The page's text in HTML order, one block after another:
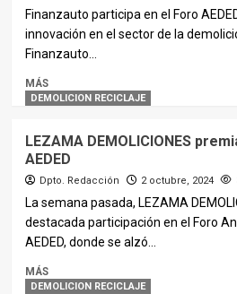
Finanzauto participa en el Foro
innovación en el sector de la
Finanzauto...
MÁS
DEMOLICION RECICLAJE
LEZAMA DEMOLICIONES
AEDED
Dpto. Redacción 2 octubre, 2024
La semana pasada, LEZAMA
destacada participación en el Foro
AEDED, donde se alzó...
MÁS
DEMOLICION RECICLAJE